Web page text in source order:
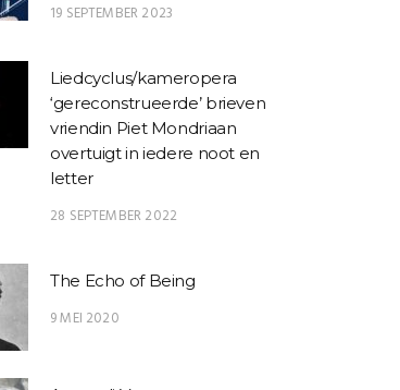
19 SEPTEMBER 2023
Liedcyclus/kameropera
‘gereconstrueerde’ brieven
vriendin Piet Mondriaan
overtuigt in iedere noot en
letter
28 SEPTEMBER 2022
The Echo of Being
9 MEI 2020